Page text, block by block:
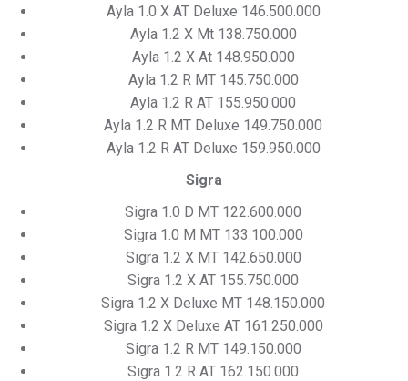
Ayla 1.0 X AT Deluxe 146.500.000
Ayla 1.2 X Mt 138.750.000
Ayla 1.2 X At 148.950.000
Ayla 1.2 R MT 145.750.000
Ayla 1.2 R AT 155.950.000
Ayla 1.2 R MT Deluxe 149.750.000
Ayla 1.2 R AT Deluxe 159.950.000
Sigra
Sigra 1.0 D MT 122.600.000
Sigra 1.0 M MT 133.100.000
Sigra 1.2 X MT 142.650.000
Sigra 1.2 X AT 155.750.000
Sigra 1.2 X Deluxe MT 148.150.000
Sigra 1.2 X Deluxe AT 161.250.000
Sigra 1.2 R MT 149.150.000
Sigra 1.2 R AT 162.150.000